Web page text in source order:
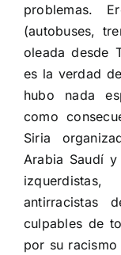
problemas.
(autobuses,
oleada desde
es la verdad
hubo nada
como
Siria
Arabia Saudí
antirracistas
culpables de
por su